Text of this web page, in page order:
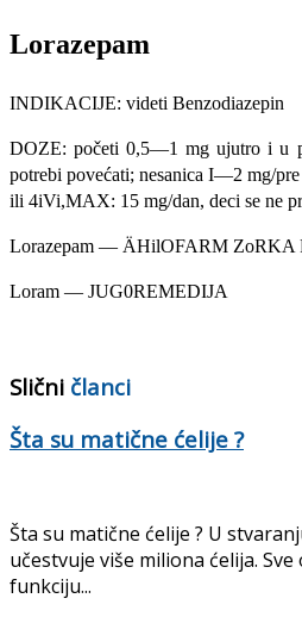
Lorazepam
INDIKACIJE: videti Benzodiazepin
DOZE: početi 0,5—1 mg ujutro i u
potrebi povećati; nesanica I—2 mg/
ili 4iVi,MAX: 15 mg/dan, deci se ne
Lorazepam — ÄHilOFARM ZoRKA
Loram — JUG0REMEDIJA
Slični članci
Šta su matične ćelije ?
Šta su matične ćelije ? U
učestvuje više miliona ćelija.
funkciju...